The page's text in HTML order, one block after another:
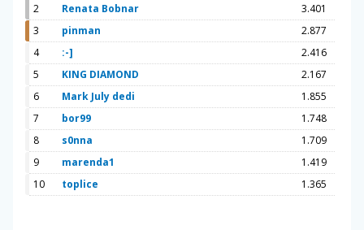
2
Renata Bobnar
3.401
3
pinman
2.877
4
:-]
2.416
5
KING DIAMOND
2.167
6
Mark July dedi
1.855
7
bor99
1.748
8
s0nna
1.709
9
marenda1
1.419
10
toplice 1.365